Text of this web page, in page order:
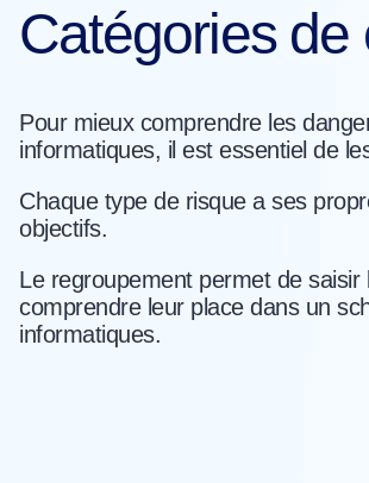
Catégories
Pour mieux comprendre les
informatiques, il est essentiel de
Chaque type de risque a ses
objectifs.
Le regroupement permet de
comprendre leur place dans un
informatiques.